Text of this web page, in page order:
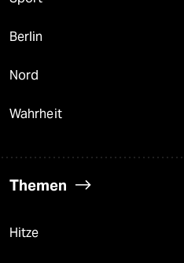
Berlin
Nord
Wahrheit
Themen
Hitze